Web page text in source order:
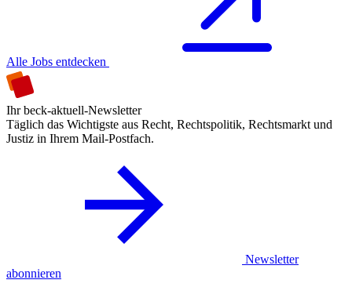
Alle Jobs entdecken
Ihr beck-aktuell-Newsletter
Täglich das Wichtigste aus Recht, Rechtspolitik, Rechtsmarkt und
Justiz in Ihrem Mail-Postfach.
Newsletter
abonnieren